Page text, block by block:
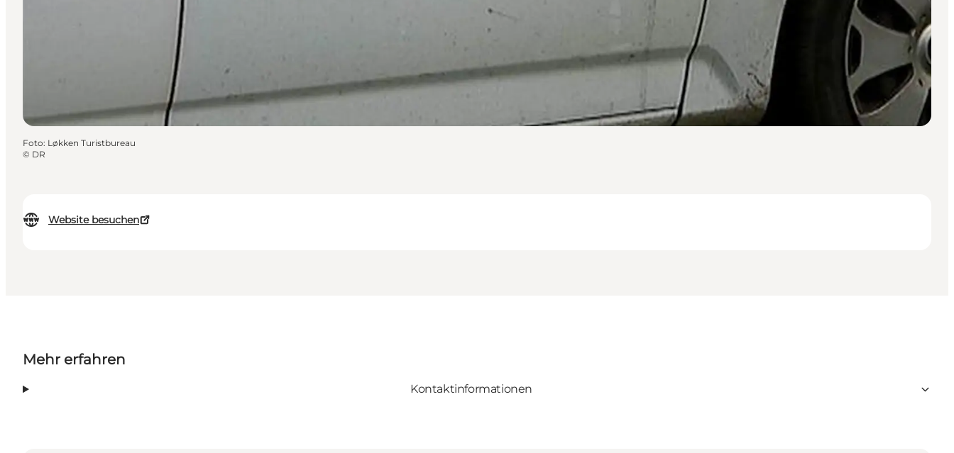
Website besuchen
Foto: Løkken Turistbureau
© DR
Mehr erfahren
Kontaktinformationen